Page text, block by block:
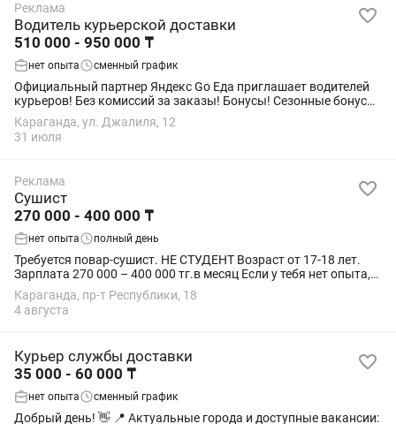
Реклама
Водитель курьерской доставки
510 000 - 950 000 ₸
нет опыта сменный график
Официальный партнер Яндекс Go Еда приглашает водителей
курьеров! Без комиссий за заказы! Бонусы! Сезонные бонусы!
Условия уточняйте в чате Что вы получите: Высокий доход –
зарабатывайте...
Караганда, ул. Джалиля, 12
31 июля
Реклама
Сушист
270 000 - 400 000 ₸
нет опыта полный день
Требуется повар-сушист. НЕ СТУДЕНТ Возраст от 17-18 лет.
Зарплата 270 000 – 400 000 тг.в месяц Если у тебя нет опыта,
обучаем. Контакты: Требования: - Соблюдение и выполнение
технологии...
Караганда, пр-т Республики, 18
4 августа
Курьер службы доставки
35 000 - 60 000 ₸
нет опыта сменный график
Добрый день! 👋 📍 Актуальные города и доступные вакансии: